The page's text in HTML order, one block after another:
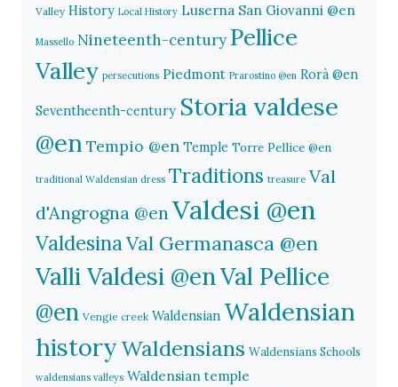
Valley History Local History Luserna San Giovanni @en
Massello Nineteenth-century Pellice
Valley persecutions Piedmont Prarostino @en Rorà @en
Seventheenth-century Storia valdese
@en Tempio @en Temple Torre Pellice @en
traditional Waldensian dress Traditions treasure Val
d'Angrogna @enValdesi @en
ValdesinaVal Germanasca @en
Valli Valdesi @enVal Pellice
@en Vengie creek Waldensian Waldensian
historyWaldensians Waldensians Schools
waldensians valleys Waldensian temple